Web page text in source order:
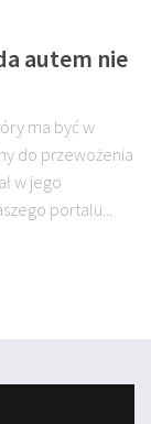
autem nie
ma być w
do przewożenia
w jego
portalu...